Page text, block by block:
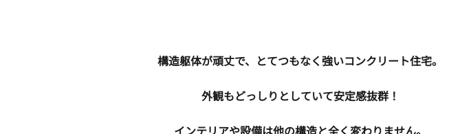
構造躯体が頑丈で、とてつもなく強いコンクリート住宅。
外観もどっしりとしていて安定感抜群！
インテリアや設備は他の構造と全く変わりません。